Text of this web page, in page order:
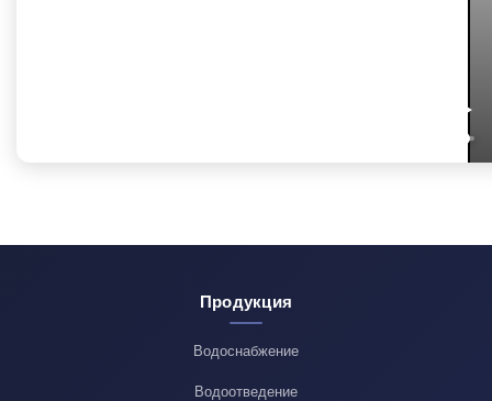
Продукция
Водоснабжение
Водоотведение